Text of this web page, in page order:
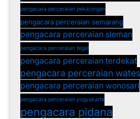
pengacara perceraian pekalongan
pengacara perceraian semarang
pengacara perceraian sleman
pengacara perceraian tegal
pengacara perceraian terdekat
pengacara perceraian wates
pengacara perceraian wonosari
pengacara perceraian yogyakarta
pengacara pidana